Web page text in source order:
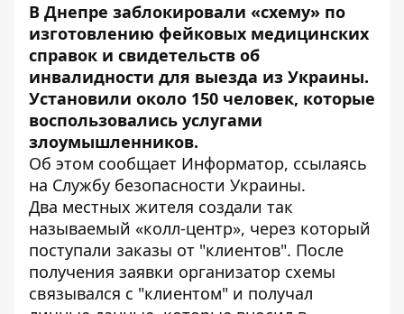
В Днепре заблокировали «схему» по
изготовлению фейковых медицинских
справок и свидетельств об
инвалидности для выезда из Украины.
Установили около 150 человек, которые
воспользовались услугами
злоумышленников.
Об этом сообщает Информатор, ссылаясь
на Службу безопасности Украины.
Два местных жителя создали так
называемый «колл-центр», через который
поступали заказы от "клиентов". После
получения заявки организатор схемы
связывался с "клиентом" и получал